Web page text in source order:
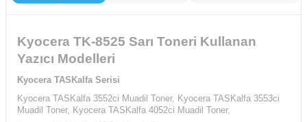
Kyocera TK-8525 Sarı Toneri Kullanan
Yazıcı Modelleri
Kyocera TASKalfa Serisi
Kyocera TASKalfa 3552ci Muadil Toner, Kyocera TASKalfa 3553ci
Muadil Toner, Kyocera TASKalfa 4052ci Muadil Toner,